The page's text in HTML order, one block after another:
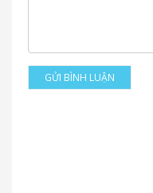
GỬI BÌNH LUẬN